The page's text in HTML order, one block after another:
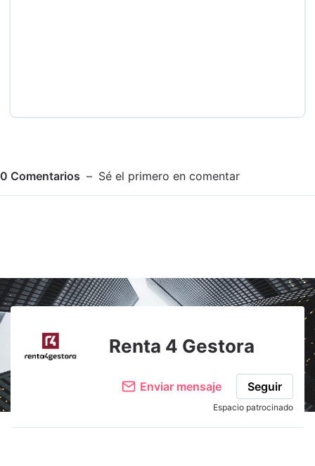
0 Comentarios Sé el primero en comentar
Adjuntar imagen Comentar
Renta 4 Gestora
Enviar mensaje Seguir
Espacio patrocinado